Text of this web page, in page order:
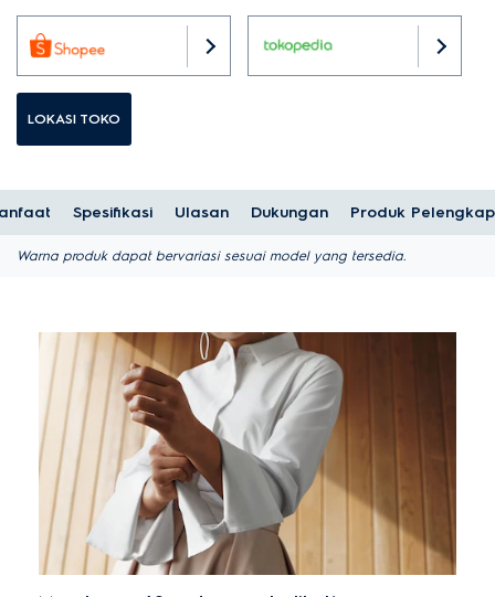
LOKASI TOKO
Spesifikasi Ulasan Dukungan Produk Pelengkap
Warna produk dapat bervariasi sesuai model yang tersedia.